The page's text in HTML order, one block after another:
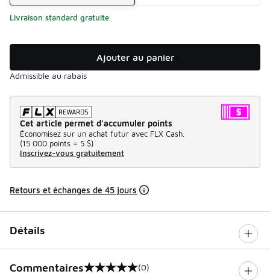
Livraison standard gratuite
Ajouter au panier
Admissible au rabais
Cet article permet d’accumuler points
Économisez sur un achat futur avec FLX Cash.
(15 000 points = 5 $)
Inscrivez-vous gratuitement
Retours et échanges de 45 jours
Détails
Commentaires
0 sur 5 notes (0)